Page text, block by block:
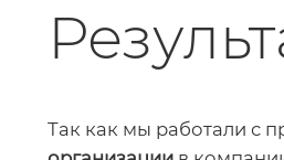
Так как мы работали с